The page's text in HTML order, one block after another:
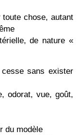
chose, autant
de nature «
sans exister
odorat, vue, goût,
du modèle